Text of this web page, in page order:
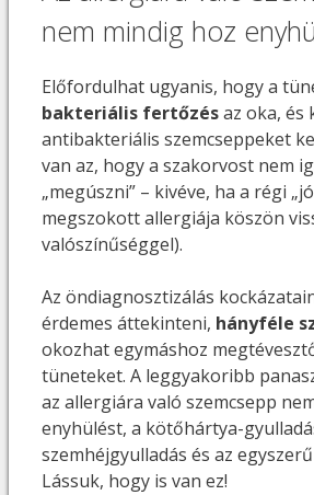
nem mindig hoz
Előfordulhat ugyanis, hogy a
bakteriális fertőzésaz oka, és
antibakteriális szemcseppeket
van az, hogy a szakorvost nem
„megúszni” – kivéve, ha a régi
megszokott allergiája köszön
valószínűséggel).
Az öndiagnosztizálás
érdemes áttekinteni, hányféle
okozhat egymáshoz
tüneteket. A leggyakoribb
az allergiára való szemcsepp
enyhülést, a kötőhártya-
szemhéjgyulladás és az
Lássuk, hogy is van ez!